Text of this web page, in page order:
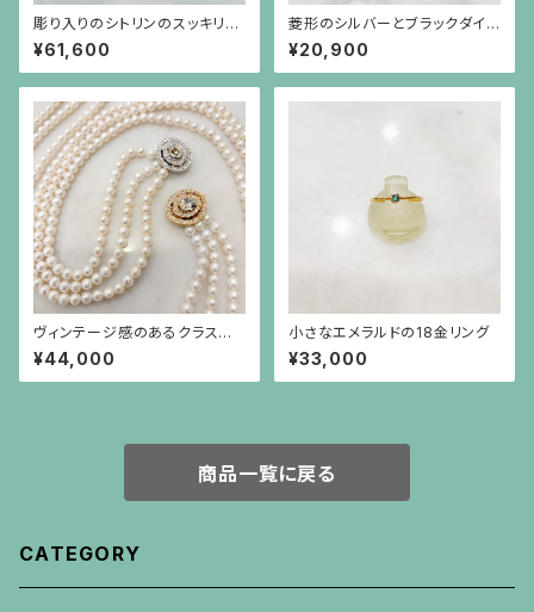
彫り入りのシトリンのスッキリと
したシルバー台のリング
¥61,600
菱形のシルバーとブラックダイヤ
モンドのピアス（中）シルバーポ
スト
¥20,900
ヴィンテージ感のあるクラスプ
のパール3連ネックレス
¥44,000
小さなエメラルドの18金リング
¥33,000
商品一覧に戻る
CATEGORY